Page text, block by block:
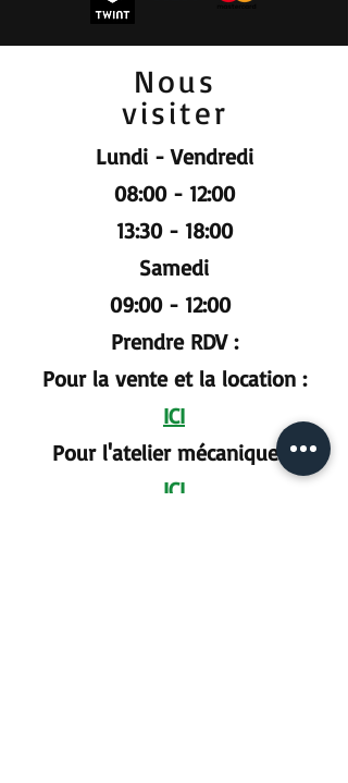
Nous
visiter
Lundi - Vendredi
08:00 - 12:00
13:30 - 18:00
Samedi
09:00 - 12:00
Prendre RDV :
Pour la vente et la location :
ICI
Pour l'atelier mécanique :
ICI